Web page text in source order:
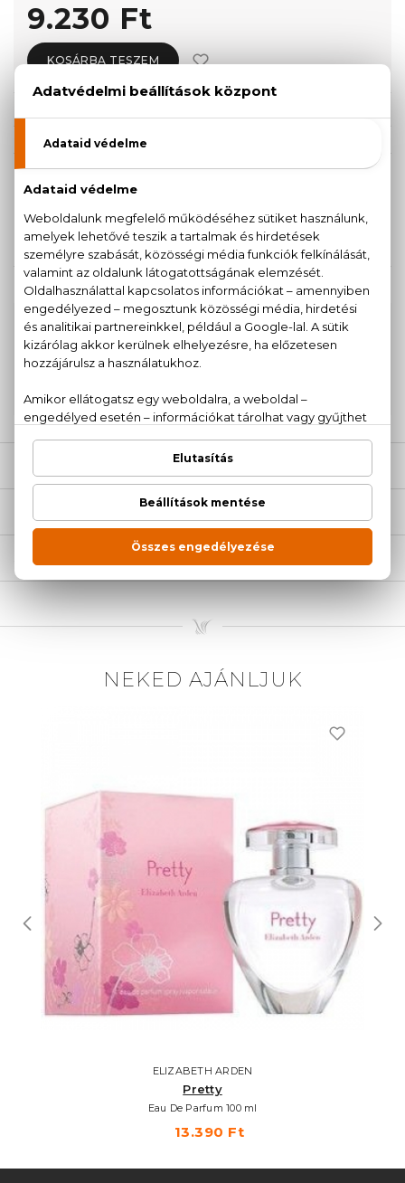
9.230 Ft
KOSÁRBA TESZEM
KAPCSOLÓDÓ TERMÉKEK
100% eredeti termékek,14 napos visszaküldési
garanciával
Kérdésed van, elakadtál? Hívd ügyfélszolgálatunkat:
NEKED AJÁNLJUK
ELIZABETH ARDEN
Pretty
Eau De Parfum 100 ml
13.390 Ft